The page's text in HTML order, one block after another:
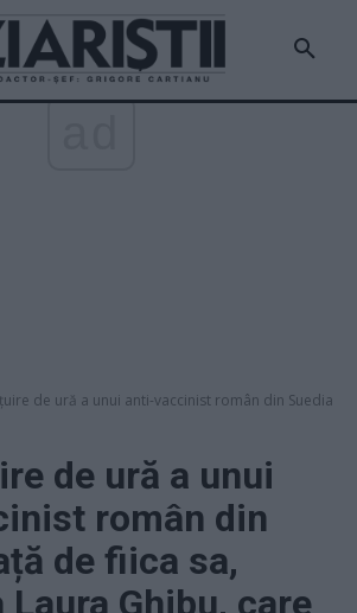
de ură a unui anti-vaccinist român din Suedia
de ură a unui
român din
de fiica sa,
Ghibu, care